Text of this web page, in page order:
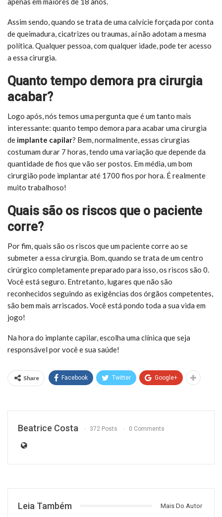
Assim sendo, quando se trata de uma calvície forçada por conta
de queimadura, cicatrizes ou traumas, aí não adotam a mesma
política. Qualquer pessoa, com qualquer idade, pode ter acesso
a essa cirurgia.
Quanto tempo demora pra cirurgia
acabar?
Logo após, nós temos uma pergunta que é um tanto mais
interessante: quanto tempo demora para acabar uma cirurgia
de implante capilar? Bem, normalmente, essas cirurgias
costumam durar 7 horas, tendo uma variação que depende da
quantidade de fios que vão ser postos. Em média, um bom
cirurgião pode implantar até 1700 fios por hora. É realmente
muito trabalhoso!
Quais são os riscos que o paciente
corre?
Por fim, quais são os riscos que um paciente corre ao se
submeter a essa cirurgia. Bom, quando se trata de um centro
cirúrgico completamente preparado para isso, os riscos são 0.
Você está seguro. Entretanto, lugares que não são
reconhecidos seguindo as exigências dos órgãos competentes,
são bem mais arriscados. Você está pondo toda a sua vida em
jogo!
Na hora do implante capilar, escolha uma clínica que seja
responsável por você e sua saúde!
Share Facebook Twitter Google+
Beatrice Costa 372 Posts 0 Comments
Leia Também Mais Do Autor